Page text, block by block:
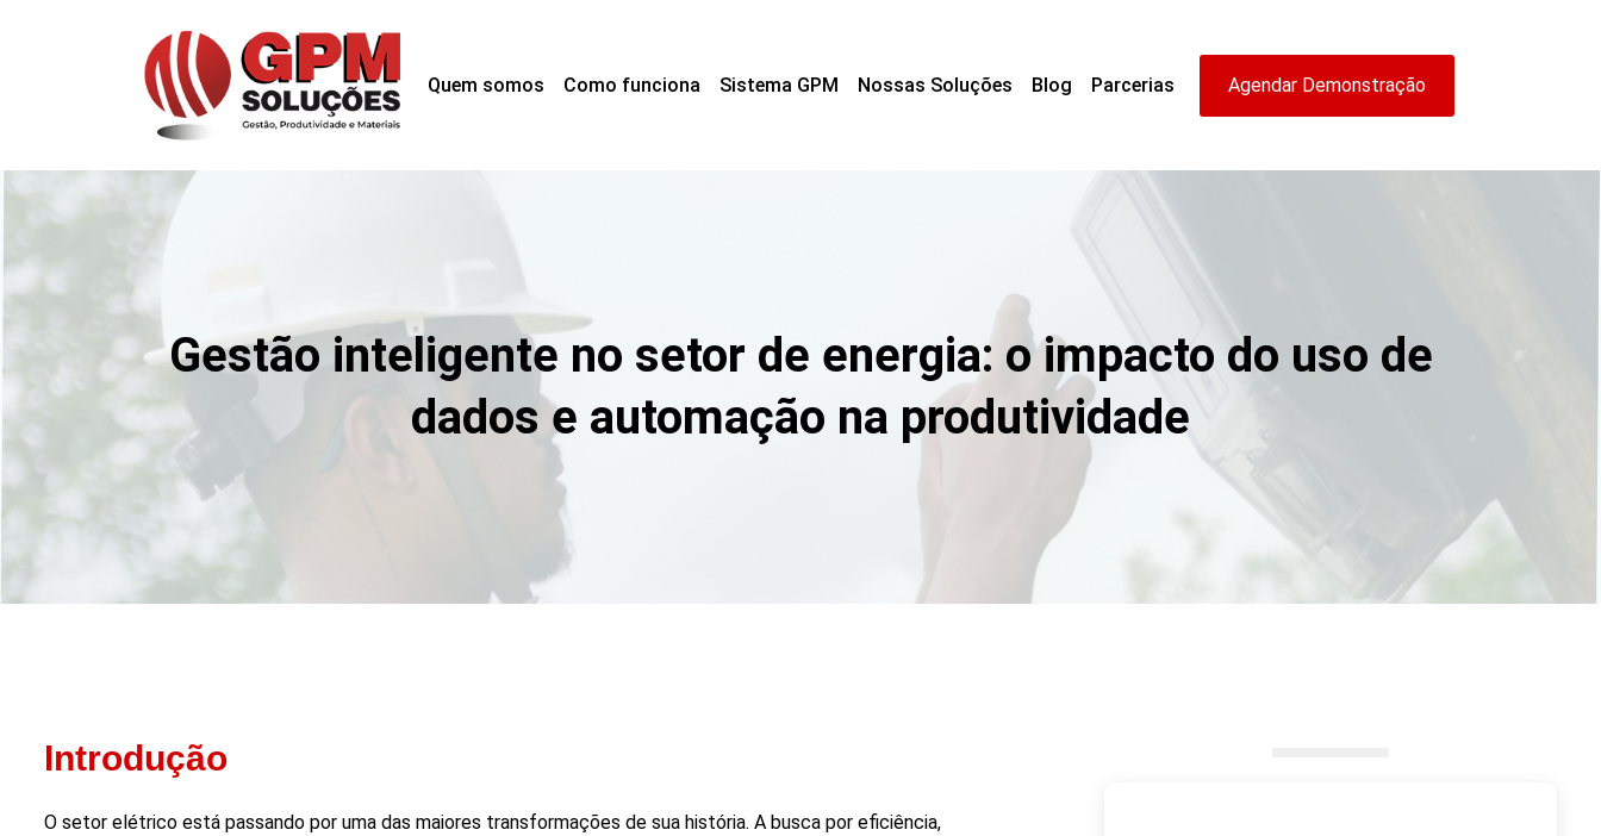
Quem somos Como funciona Sistema GPM Nossas Soluções Blog Parcerias Agendar Demonstração
Gestão inteligente no setor de energia: o impacto do uso de
dados e automação na produtividade
Introdução
O setor elétrico está passando por uma das maiores transformações de sua história. A busca por eficiência,